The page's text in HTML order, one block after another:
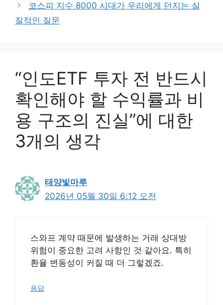
코스피 지수 8000 시대가 우리에게 던지는 실
질적인 질문
“인도ETF 투자 전 반드시
확인해야 할 수익률과 비
용 구조의 진실”에 대한
3개의 생각
태양빛마루
2026년 05월 30일 6:12 오전
스와프 계약 때문에 발생하는 거래 상대방
위험이 중요한 고려 사항인 것 같아요. 특히
환율 변동성이 커질 때 더 그렇겠죠.
응답